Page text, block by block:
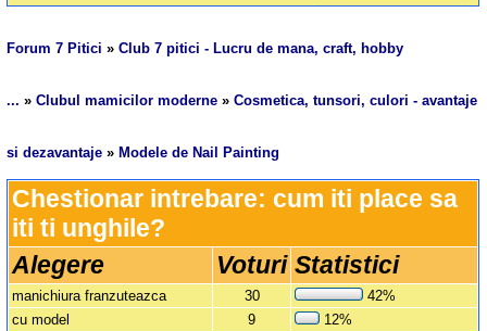
Forum 7 Pitici »Club 7 pitici - Lucru de mana, craft, hobby
... »Clubul mamicilor moderne »Cosmetica, tunsori, culori - avantaje
si dezavantaje » Modele de Nail Painting
Chestionar intrebare: cum iti place sa
iti ti unghile?
Alegere
Voturi Statistici
manichiura franzuteazca 30
42%
cu model
9
12%